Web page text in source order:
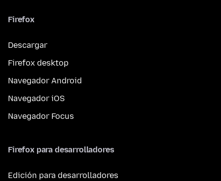
Firefox
Descargar
Firefox desktop
Navegador Android
Navegador iOS
Navegador Focus
Firefox para desarrolladores
Edición para desarrolladores